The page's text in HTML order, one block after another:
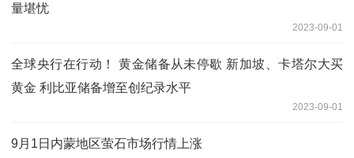
量堪忧
2023-09-01
全球央行在行动！ 黄金储备从未停歇 新加坡、卡塔尔大买
黄金 利比亚储备增至创纪录水平
2023-09-01
9月1日内蒙地区萤石市场行情上涨